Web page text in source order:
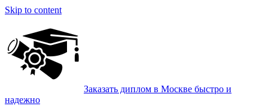
Skip to content
Заказать диплом в Москве быстро и
надежно